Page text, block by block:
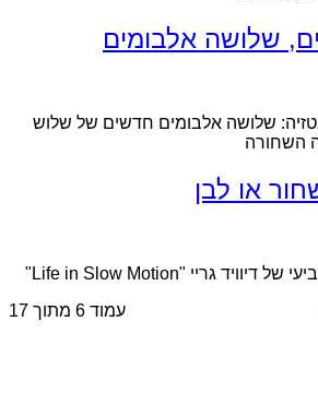
שלושה אלבומים
שלושה אלבומים חדשים של שלוש
השחורה
או לבן
עמוד 6 מתוך 17